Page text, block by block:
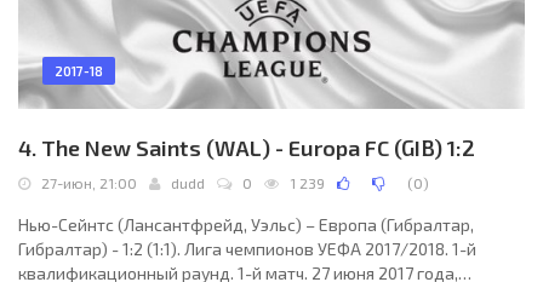
2017-18
4. The New Saints (WAL) - Europa FC (GIB) 1:2
27-июн, 21:00 dudd 0 1 239 (0)
Нью-Сейнтс (Лансантфрейд, Уэльс) – Европа (Гибралтар,
Гибралтар) - 1:2 (1:1). Лига чемпионов УЕФА 2017/2018. 1-й
квалификационный раунд. 1-й матч. 27 июня 2017 года,